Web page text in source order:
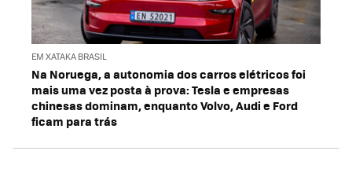
EM XATAKA BRASIL
Na Noruega, a autonomia dos carros elétricos foi
mais uma vez posta à prova: Tesla e empresas
chinesas dominam, enquanto Volvo, Audi e Ford
ficam para trás